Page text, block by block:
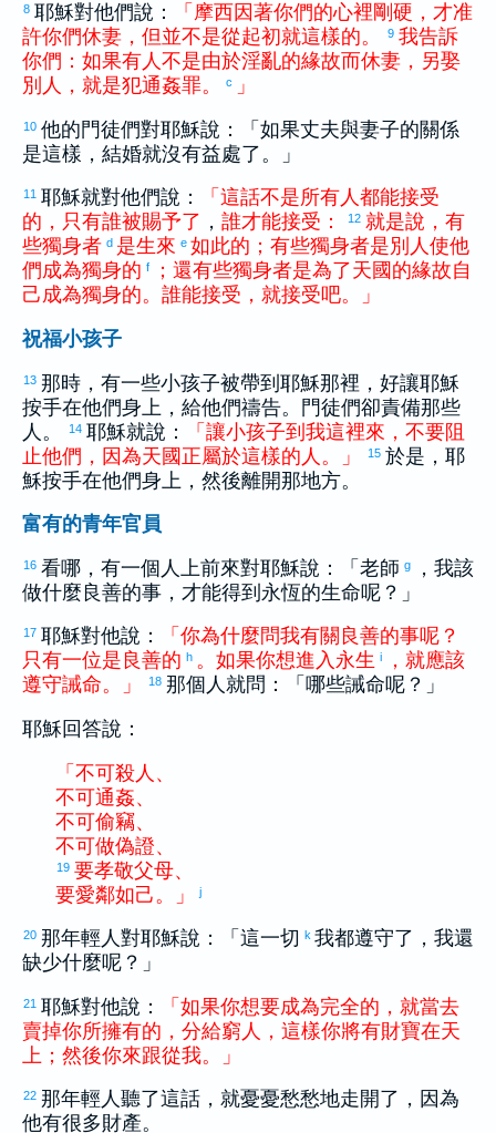
8 耶穌對他們說： 「 摩西因著你們的心裡 剛硬 ， 才准
許你們休妻 ， 但並不是從起初就這樣的。 9 我告訴
你們 ： 如果有人不是由於淫亂的緣故而休妻 ， 另娶
別人 ， 就是犯通姦罪。 c 」
10 他的門徒們對耶穌說：「如果丈夫與妻子的關係
是這樣，結婚就沒有益處了。」
11 耶穌就對他們說： 「 這話不是所有人都能接受
的 ， 只有誰被賜予了 ， 誰才能接受 ： 12 就是說 ， 有
些獨身者 d 是生來 e 如此的 ； 有些獨身者是別人使他
們成為獨身的 f ； 還有些獨身者是為了天國 的緣故自
己成為獨身的。 誰能接受 ， 就接受吧。
」
祝福小孩子
13 那時，有一些小孩子被帶到耶穌那裡，好讓耶穌
按手在他們身上，給他們禱告。門徒們卻責備那些
人。
14 耶穌就說： 「 讓小孩子到 我這裡來 ， 不要阻
止他們 ， 因為天國 正屬於這樣的 人 。 」 15 於是，耶
穌按手在他們身上，然後離開那地方。
富有的青年官員
16 看哪，有一個人上前來對耶穌說：「老師 g
，我該
做什麼良善的事，才能得到永恆的生命呢？」
17 耶穌對他說： 「 你為什麼問我有關 良善的事呢 ？
只有一位是 良善的 h 。 如果你想進入 永生 i ， 就應該
遵守誡命。 」 18 那個人就問：「哪些誡命呢？」
耶穌回答說：
「 不可殺人 、
不可通姦、
不可偷竊、
不可做偽證、
19 要孝敬父母、
要愛鄰如己 。 」 j
20 那年輕人對耶穌說：「這一切 k 我都遵守了，我還
缺少什麼呢？」
21 耶穌對他說： 「 如果你想要成為完全的 ， 就當去
賣掉你所擁有的 ， 分給窮人 ， 這樣你將有財寶在天
上 ； 然後你來跟從我。 」
22 那年輕人聽了這話，就憂憂愁愁地走開了，因為
他有很多財產。